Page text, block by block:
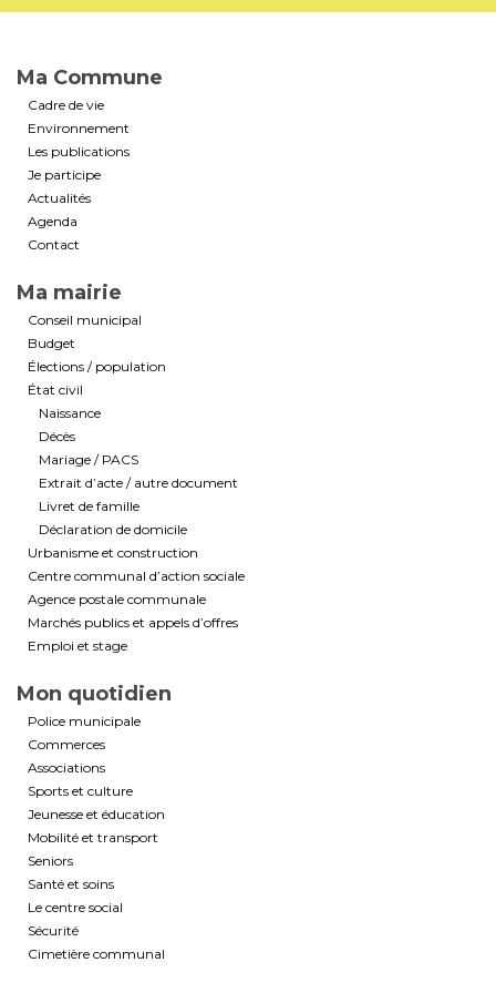
Ma Commune
Cadre de vie
Environnement
Les publications
Je participe
Actualités
Agenda
Contact
Ma mairie
Conseil municipal
Budget
Élections / population
État civil
Naissance
Décès
Mariage / PACS
Extrait d’acte / autre document
Livret de famille
Déclaration de domicile
Urbanisme et construction
Centre communal d’action sociale
Agence postale communale
Marchés publics et appels d’offres
Emploi et stage
Mon quotidien
Police municipale
Commerces
Associations
Sports et culture
Jeunesse et éducation
Mobilité et transport
Seniors
Santé et soins
Le centre social
Sécurité
Cimetière communal